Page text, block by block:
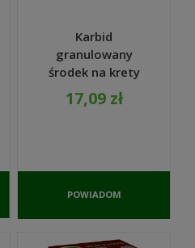
Karbid
granulowany
środek na krety
500g - Bros
17,09 zł
POWIADOM
DOSTĘPNOŚCI